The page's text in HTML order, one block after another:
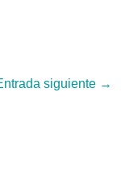
siguiente →